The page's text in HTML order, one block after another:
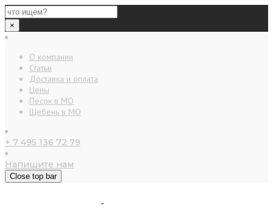
×
О компании
Статьи
Доставка и оплата
Цены
Песок в МО
Щебень в МО
+ 7 495 136 72 79
Напишите нам
Close top bar